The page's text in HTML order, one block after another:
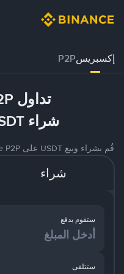
إكسبريسP2P
تداول P2P إكسبريس
شراء USDT مقابل USD
قُم بشراء وبيع USDT على Binance P2P باستخدام العديد من طرق الدفع
شراء
ستقوم بدفع
ستتلقى